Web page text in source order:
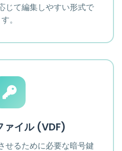
じて編集しやすい形式で
す。
ァイル (VDF)
せるために必要な暗号鍵